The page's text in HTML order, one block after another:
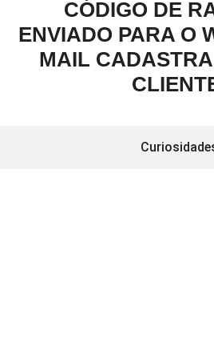
CÓDIGO DE
ENVIADO PARA O
MAIL